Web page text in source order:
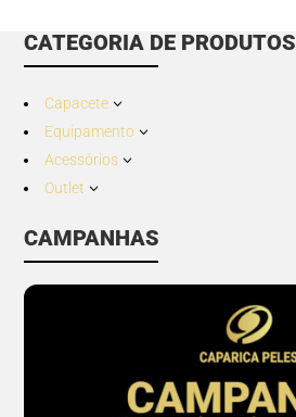
CATEGORIA DE PRODUTOS
Capacete 3
Equipamento 3
Acessórios 3
Outlet 3
CAMPANHAS